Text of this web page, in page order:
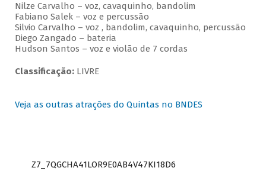
Nilze Carvalho – voz, cavaquinho, bandolim
Fabiano Salek – voz e percussão
Silvio Carvalho – voz , bandolim, cavaquinho, percussão
Diego Zangado – bateria
Hudson Santos – voz e violão de 7 cordas
Classificação: LIVRE
Veja as outras atrações do Quintas no BNDES
Z7_7QGCHA41LOR9E0AB4V47KI18D6